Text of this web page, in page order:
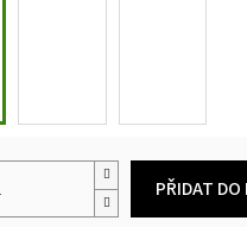
PŘIDAT DO